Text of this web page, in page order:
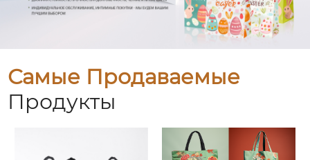
Самые Продаваемые
Продукты